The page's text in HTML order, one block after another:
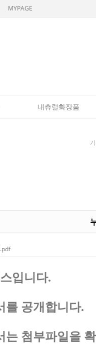
MYPAGE
내츄럴화장품
입니다.
를 공개합니다.
는 첨부파일을